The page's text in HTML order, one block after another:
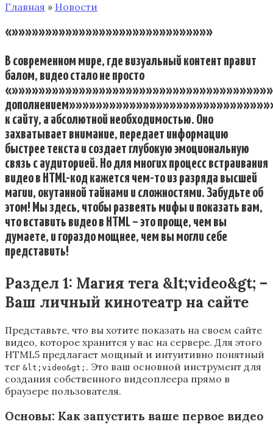
Главная » Новости
«»»»»»»»»»»»»»»»»»»»»»»»»»»»»»»
В современном мире, где визуальный контент правит
балом, видео стало не просто
к сайту, а абсолютной необходимостью. Оно
захватывает внимание, передает информацию
быстрее текста и создает глубокую эмоциональную
связь с аудиторией. Но для многих процесс встраивания
видео в HTML-код кажется чем-то из разряда высшей
магии, окутанной тайнами и сложностями. Забудьте об
этом! Мы здесь, чтобы развеять мифы и показать вам,
что вставить видео в HTML – это проще, чем вы
думаете, и гораздо мощнее, чем вы могли себе
представить!
Раздел 1: Магия тега &lt;video&gt; –
Ваш личный кинотеатр на сайте
Представьте, что вы хотите показать на своем сайте
видео, которое хранится у вас на сервере. Для этого
HTML5 предлагает мощный и интуитивно понятный
тег &lt;video&gt; . Это ваш основной инструмент для
создания собственного видеоплеера прямо в
браузере пользователя.
Основы: Как запустить ваше первое видео